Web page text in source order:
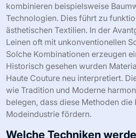
kombinieren beispielsweise
Technologien. Dies führt zu
ästhetischen Textilien. In der
Leinen oft mit unkonventionellen
Solche Kombinationen erzeugen
Historisch gesehen wurden
Haute Couture neu interpretiert.
wie Tradition und Moderne
belegen, dass diese Methoden
Modeindustrie fördern.
Welche Techniken